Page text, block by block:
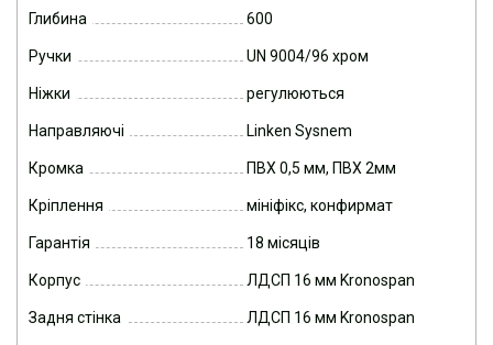
Глибина 600
Ручки UN 9004/96 хром
Ніжки регулюються
Направляючі Linken Sysnem
Кромка ПВХ 0,5 мм, ПВХ 2мм
Кріплення мініфікс, конфирмат
Гарантія 18 місяців
Корпус ЛДСП 16 мм Kronospan
Задня стінка ЛДСП 16 мм Kronospan